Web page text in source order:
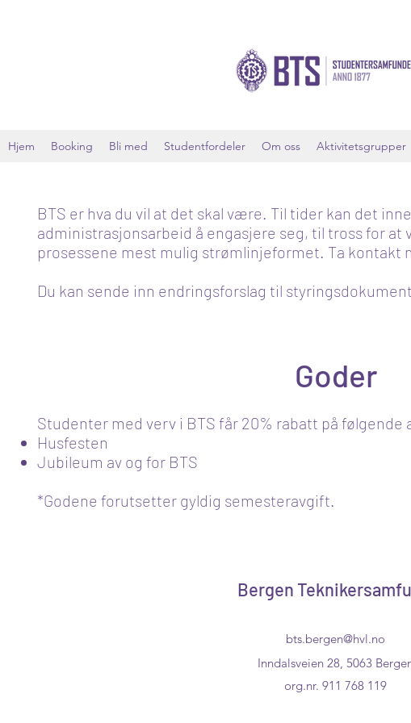
Hjem Booking Bli med Studentfordeler Om oss Aktivitetsgrupper
BTS er hva du vil at det skal være. Til tider kan det
administrasjonsarbeid å engasjere seg, til tross for at
prosessene mest mulig strømlinjeformet. Ta kontakt
Du kan sende inn endringsforslag til
Goder
Studenter med verv i BTS får 20% rabatt på følgende
Husfesten
Jubileum av og for BTS
*Godene forutsetter gyldig semesteravgift.
Bergen
bts.bergen@hvl.no
Inndalsveien 28, 5063
org.nr. 911 768 119